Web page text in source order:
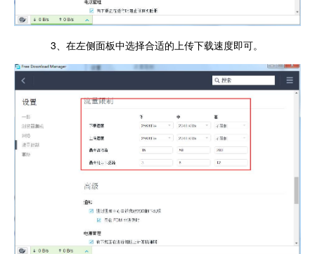
3、在左侧面板中选择合适的上传下载速度即可。